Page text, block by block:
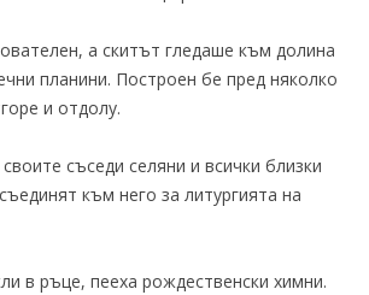
а скитът гледаше към долина
планини. Построен бе пред няколко
и отдолу.
съседи селяни и всички близки
към него за литургията на
в ръце, пееха рождественски химни.